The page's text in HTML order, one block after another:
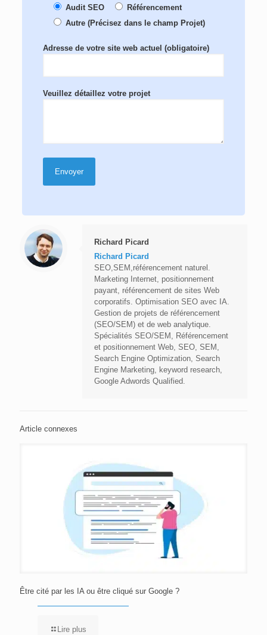
Audit SEO
Référencement
Autre (Précisez dans le champ Projet)
Adresse de votre site web actuel (obligatoire)
Veuillez détaillez votre projet
Richard Picard
Richard Picard
SEO,SEM,référencement naturel.
Marketing Internet, positionnement
payant, référencement de sites Web
corporatifs. Optimisation SEO avec IA.
Gestion de projets de référencement
(SEO/SEM) et de web analytique.
Spécialités SEO/SEM, Référencement
et positionnement Web, SEO, SEM,
Search Engine Optimization, Search
Engine Marketing, keyword research,
Google Adwords Qualified.
Article connexes
Être cité par les IA ou être cliqué sur Google ?
Lire plus